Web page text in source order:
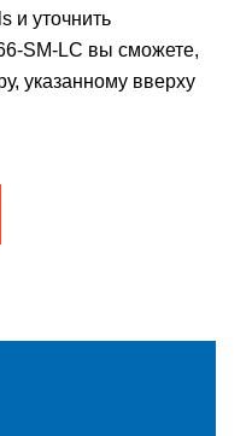
и уточнить
SM-LC вы сможете,
указанному вверху